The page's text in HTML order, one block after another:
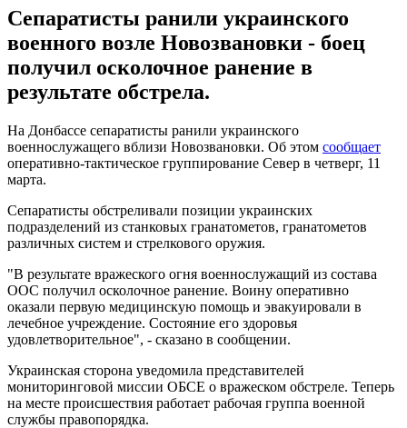
Сепаратисты ранили украинского
военного возле Новозвановки - боец
получил осколочное ранение в
результате обстрела.
На Донбассе сепаратисты ранили украинского
военнослужащего вблизи Новозвановки. Об этом сообщает
оперативно-тактическое группирование Север в четверг, 11
марта.
Сепаратисты обстреливали позиции украинских
подразделений из станковых гранатометов, гранатометов
различных систем и стрелкового оружия.
"В результате вражеского огня военнослужащий из состава
ООС получил осколочное ранение. Воину оперативно
оказали первую медицинскую помощь и эвакуировали в
лечебное учреждение. Состояние его здоровья
удовлетворительное", - сказано в сообщении.
Украинская сторона уведомила представителей
мониторинговой миссии ОБСЕ о вражеском обстреле. Теперь
на месте происшествия работает рабочая группа военной
службы правопорядка.